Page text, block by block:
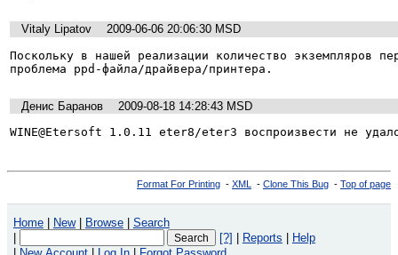
Vitaly Lipatov
2009-06-06 20:06:30 MSD
Поскольку в нашей реализации количество экземпляров
проблема ppd-файла/драйвера/принтера.
Денис Баранов
2009-08-18 14:28:43 MSD
WINE@Etersoft 1.0.11 eter8/eter3 воспроизвести не
Format For Printing - XML - Clone This Bug - Top of page
Home New Browse
Search
[?] Reports
Help